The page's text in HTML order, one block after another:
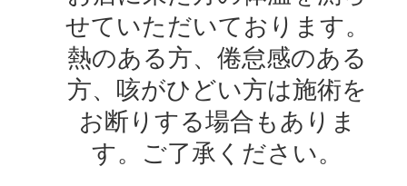
せていただいております。
熱のある方、倦怠感のある
方、咳がひどい方は施術を
お断りする場合もありま
す。ご了承ください。